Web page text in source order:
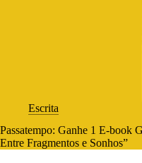
Escrita
Passatempo: Ganhe 1 E-book
Entre Fragmentos e Sonhos”